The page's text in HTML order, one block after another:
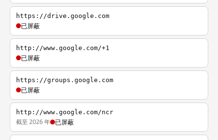
https://drive.google.com
已屏蔽
http://www.google.com/+1
已屏蔽
https://groups.google.com
已屏蔽
http://www.google.com/ncr
截至 2026 年 已屏蔽